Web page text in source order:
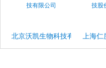
北京沃凯生物科技有限公司
上海仁